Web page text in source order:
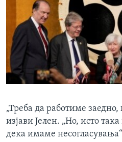
„Треба да работиме
изјави Јелен. „Но, исто
дека имаме